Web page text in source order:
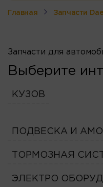
Главная Запчасти
Запчасти для
Выберите
КУЗОВ
ПОДВЕСКА И
ТОРМОЗНАЯ
ЭЛЕКТРО